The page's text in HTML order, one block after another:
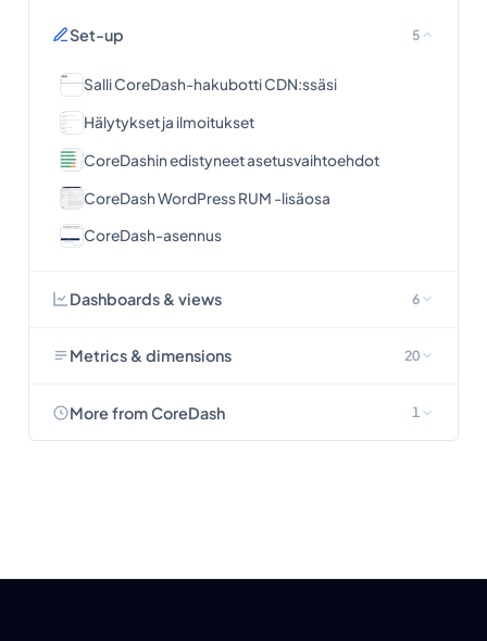
Set-up 5
Salli CoreDash-hakubotti CDN:ssäsi
Hälytykset ja ilmoitukset
CoreDashin edistyneet asetusvaihtoehdot
CoreDash WordPress RUM -lisäosa
CoreDash-asennus
Dashboards & views 6
Metrics & dimensions 20
More from CoreDash 1